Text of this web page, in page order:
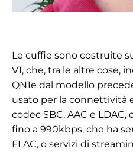
Le cuffie sono costruite
V1, che, tra le altre cose,
QN1e dal modello
usato per la connettività
codec SBC, AAC e
fino a 990kbps, che ha
FLAC, o servizi di